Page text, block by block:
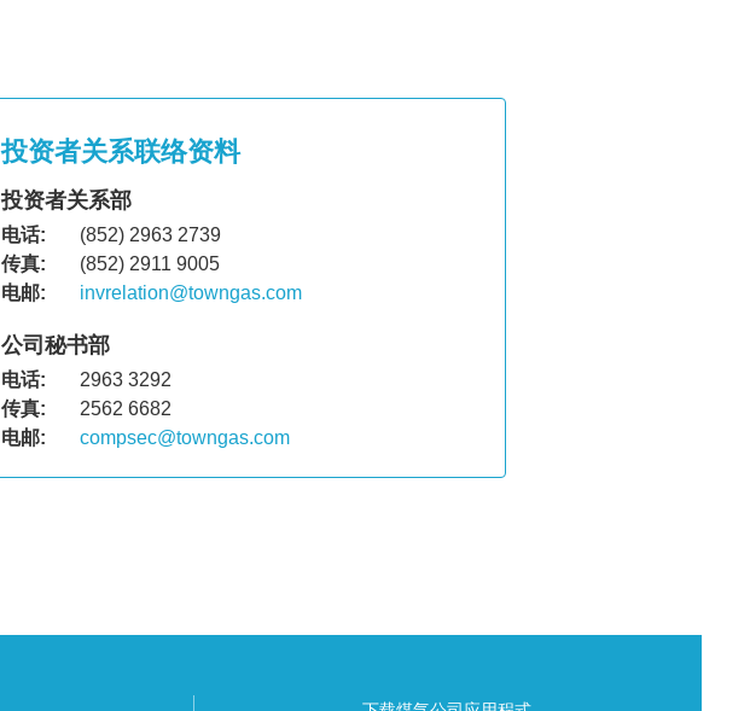
投资者关系联络资料
投资者关系部
电话:
(852) 2963 2739
传真:
(852) 2911 9005
电邮:
invrelation@towngas.com
公司秘书部
电话:
2963 3292
传真:
2562 6682
电邮:
compsec@towngas.com